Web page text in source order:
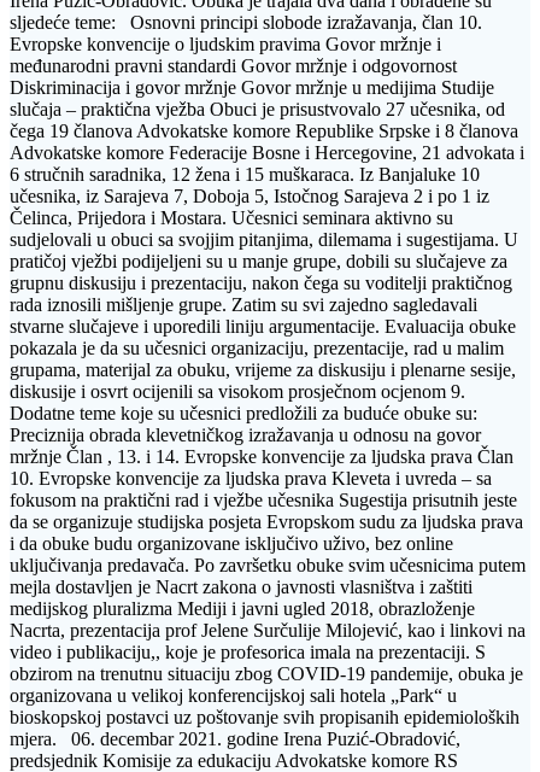
sljedeće teme: Osnovni principi slobode izražavanja, član 10.
Evropske konvencije o ljudskim pravima Govor mržnje i
međunarodni pravni standardi Govor mržnje i odgovornost
Diskriminacija i govor mržnje Govor mržnje u medijima Studije
slučaja – praktična vježba Obuci je prisustvovalo 27 učesnika, od
čega 19 članova Advokatske komore Republike Srpske i 8 članova
Advokatske komore Federacije Bosne i Hercegovine, 21 advokata i
6 stručnih saradnika, 12 žena i 15 muškaraca. Iz Banjaluke 10
učesnika, iz Sarajeva 7, Doboja 5, Istočnog Sarajeva 2 i po 1 iz
Čelinca, Prijedora i Mostara. Učesnici seminara aktivno su
sudjelovali u obuci sa svojjim pitanjima, dilemama i sugestijama. U
pratičoj vježbi podijeljeni su u manje grupe, dobili su slučajeve za
grupnu diskusiju i prezentaciju, nakon čega su voditelji praktičnog
rada iznosili mišljenje grupe. Zatim su svi zajedno sagledavali
stvarne slučajeve i uporedili liniju argumentacije. Evaluacija obuke
pokazala je da su učesnici organizaciju, prezentacije, rad u malim
grupama, materijal za obuku, vrijeme za diskusiju i plenarne sesije,
diskusije i osvrt ocijenili sa visokom prosječnom ocjenom 9.
Dodatne teme koje su učesnici predložili za buduće obuke su:
Preciznija obrada klevetničkog izražavanja u odnosu na govor
mržnje Član , 13. i 14. Evropske konvencije za ljudska prava Član
10. Evropske konvencije za ljudska prava Kleveta i uvreda – sa
fokusom na praktični rad i vježbe učesnika Sugestija prisutnih jeste
da se organizuje studijska posjeta Evropskom sudu za ljudska prava
i da obuke budu organizovane isključivo uživo, bez online
uključivanja predavača. Po završetku obuke svim učesnicima putem
mejla dostavljen je Nacrt zakona o javnosti vlasništva i zaštiti
medijskog pluralizma Mediji i javni ugled 2018, obrazloženje
Nacrta, prezentacija prof Jelene Surčulije Milojević, kao i linkovi na
video i publikaciju,, koje je profesorica imala na prezentaciji. S
obzirom na trenutnu situaciju zbog COVID-19 pandemije, obuka je
organizovana u velikoj konferencijskoj sali hotela „Park“ u
bioskopskoj postavci uz poštovanje svih propisanih epidemioloških
mjera. 06. decembar 2021. godine Irena Puzić-Obradović,
predsjednik Komisije za edukaciju Advokatske komore RS